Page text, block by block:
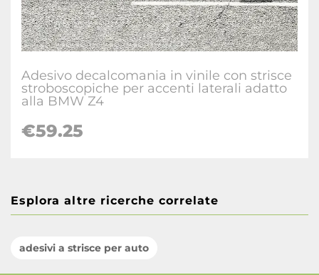
Adesivo decalcomania in vinile con strisce
stroboscopiche per accenti laterali adatto
alla BMW Z4
€59.25
Esplora altre ricerche correlate
adesivi a strisce per auto